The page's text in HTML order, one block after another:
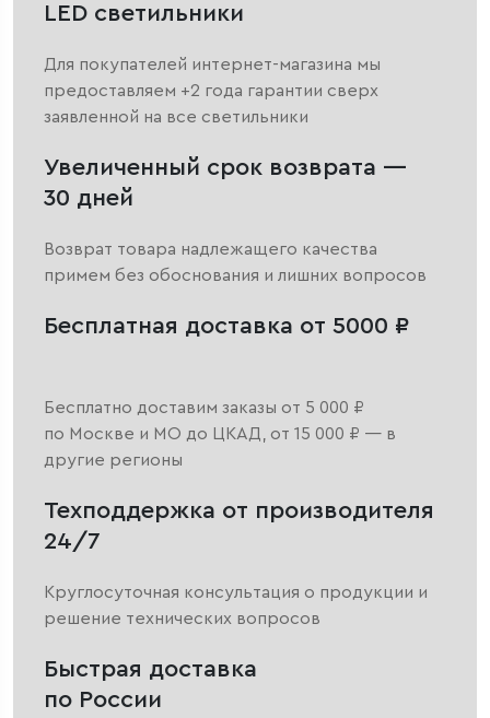
LED светильники
Для покупателей интернет-магазина мы
предоставляем +2 года гарантии сверх
заявленной на все светильники
Увеличенный срок возврата —
30 дней
Возврат товара надлежащего качества
примем без обоснования и лишних вопросов
Бесплатная доставка от 5000 ₽
Бесплатно доставим заказы от 5 000 ₽
по Москве и МО до ЦКАД, от 15 000 ₽ — в
другие регионы
Техподдержка от производителя
24/7
Круглосуточная консультация о продукции и
решение технических вопросов
Быстрая доставка
по России